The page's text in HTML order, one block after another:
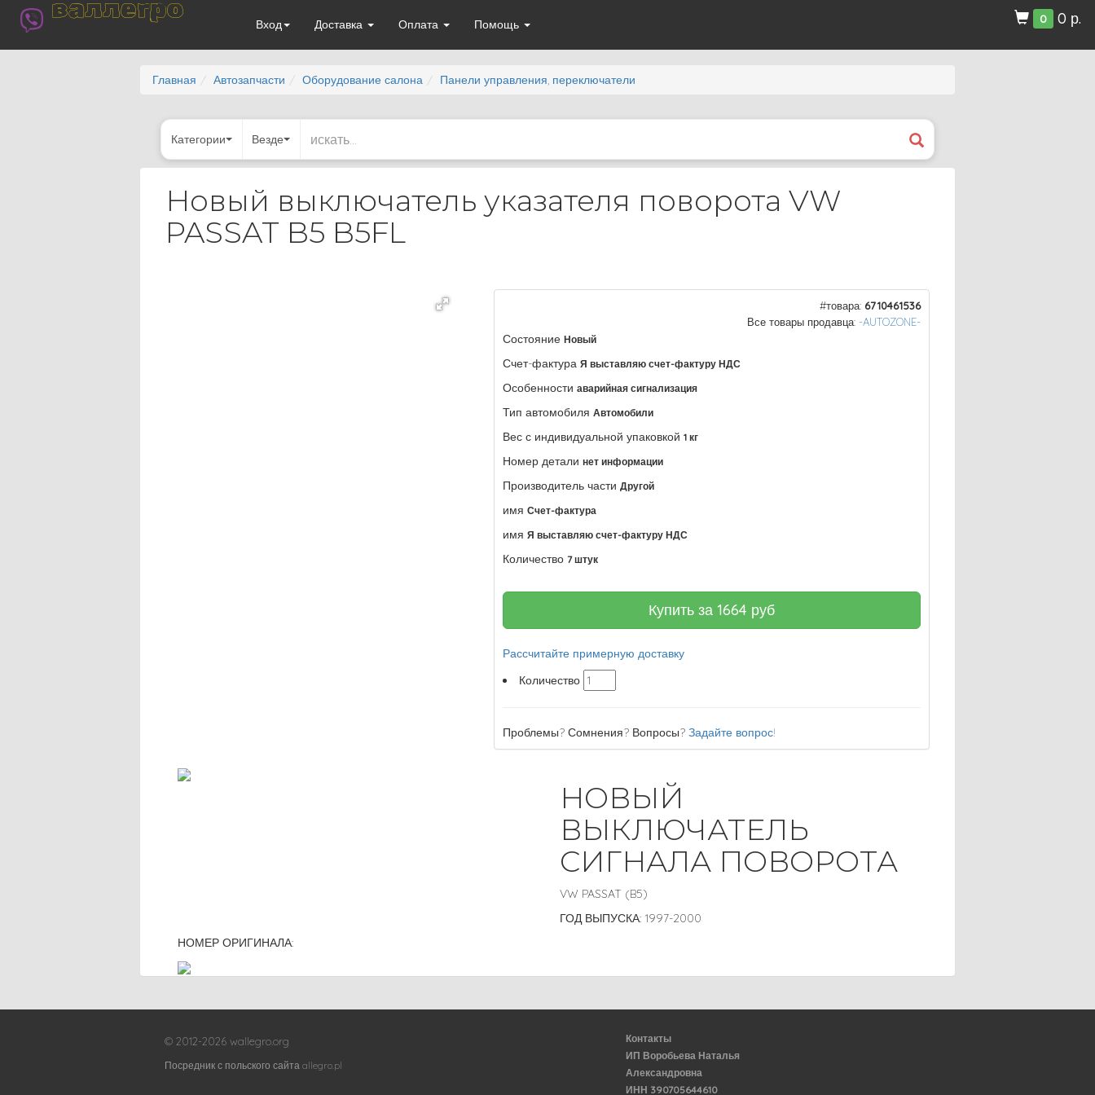
валлегро
Вход Доставка Оплата Помощь 0 0 р.
Главная Автозапчасти Оборудование салона Панели управления, переключатели
Категории Везде
Новый выключатель указателя поворота VW
PASSAT B5 B5FL
#товара: 6710461536
Все товары продавца: -AUTOZONE-
Состояние Новый
Счет-фактура Я выставляю счет-фактуру НДС
Особенности аварийная сигнализация
Тип автомобиля Автомобили
Вес с индивидуальной упаковкой 1 кг
Номер детали нет информации
Производитель части Другой
имя Счет-фактура
имя Я выставляю счет-фактуру НДС
Количество 7 штук
Купить за1664 руб
Рассчитайте примерную доставку
Количество
Проблемы? Сомнения? Вопросы?Задайте вопрос!
НОВЫЙ
ВЫКЛЮЧАТЕЛЬ
СИГНАЛА ПОВОРОТА
VW PASSAT (B5)
ГОД ВЫПУСКА: 1997-2000
НОМЕР ОРИГИНАЛА:
© 2012-2026 wallegro.org
Посредник с польского сайта allegro.pl
Контакты
ИП Воробьева Наталья
Александровна
ИНН 390705644610